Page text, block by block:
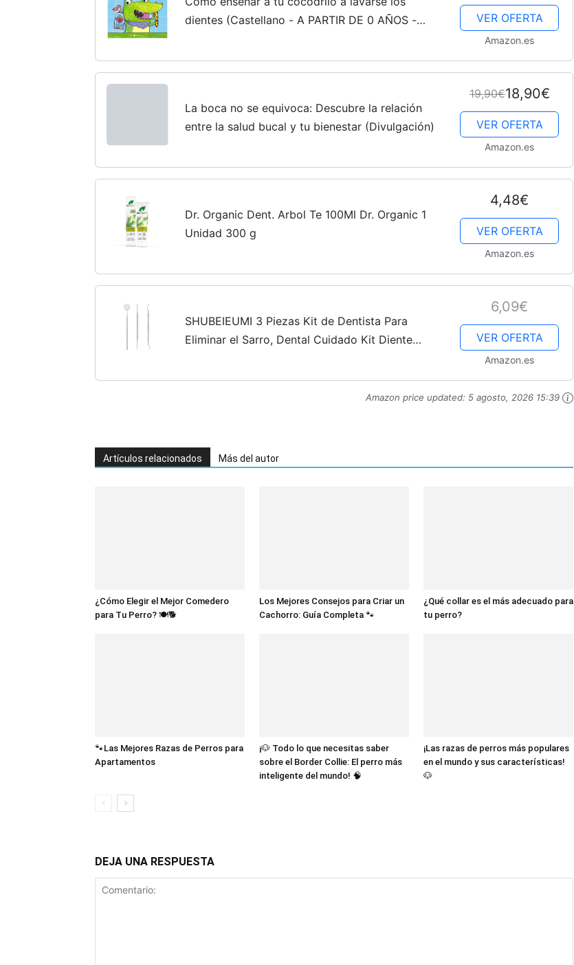
dientes (Castellano - A PARTIR DE 0 AÑOS -
VER OFERTA
Amazon.es
La boca no se equivoca: Descubre la relación
entre la salud bucal y tu bienestar (Divulgación)
19,90€18,90€
VER OFERTA
Amazon.es
Dr. Organic Dent. Arbol Te 100Ml Dr. Organic 1
Unidad 300 g
4,48€
VER OFERTA
Amazon.es
SHUBEIEUMI 3 Piezas Kit de Dentista Para
Eliminar el Sarro, Dental Cuidado Kit Diente
6,09€
VER OFERTA
Amazon.es
Amazon price updated: 5 agosto, 2026 15:39
Artículos relacionados Más del autor
¿Cómo Elegir el Mejor Comedero
para Tu Perro? 🍽️🐕
Los Mejores Consejos para Criar un
Cachorro: Guía Completa 🐾
¿Qué collar es el más adecuado para
tu perro?
🐾Las Mejores Razas de Perros para
Apartamentos
¡🐶 Todo lo que necesitas saber
sobre el Border Collie: El perro más
inteligente del mundo! 🧠
¡Las razas de perros más populares
en el mundo y sus características!
🐶
DEJA UNA RESPUESTA